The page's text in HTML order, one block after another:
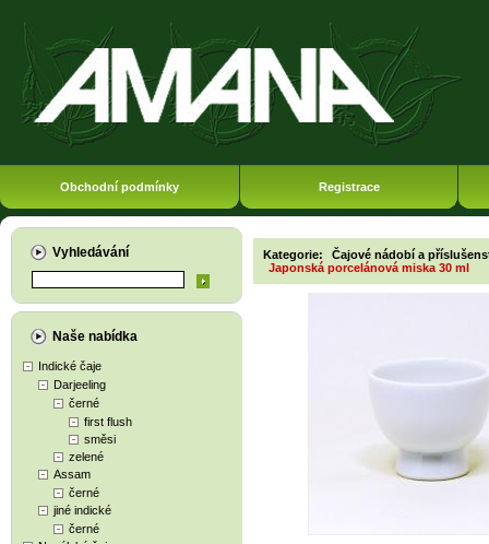
Obchodní podmínky Registrace
Vyhledávání
Naše nabídka
Indické čaje
Darjeeling
černé
first flush
směsi
zelené
Assam
černé
jiné indické
černé
Kategorie:
Čajové nádobí a
Japonská porcelánová miska 30 ml